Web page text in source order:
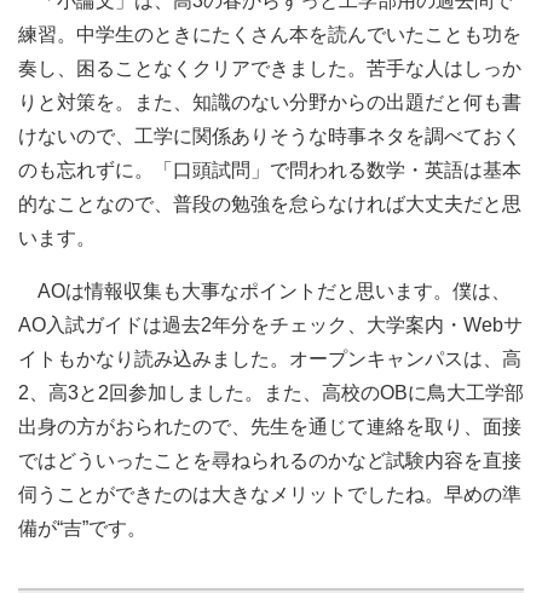
練習。中学生のときにたくさん本を読んでいたことも功を
奏し、困ることなくクリアできました。苦手な人はしっか
りと対策を。また、知識のない分野からの出題だと何も書
けないので、工学に関係ありそうな時事ネタを調べておく
のも忘れずに。「口頭試問」で問われる数学・英語は基本
的なことなので、普段の勉強を怠らなければ大丈夫だと思
います。
AOは情報収集も大事なポイントだと思います。僕は、
AO入試ガイドは過去2年分をチェック、大学案内・Webサ
イトもかなり読み込みました。オープンキャンパスは、高
2、高3と2回参加しました。また、高校のOBに鳥大工学部
出身の方がおられたので、先生を通じて連絡を取り、面接
ではどういったことを尋ねられるのかなど試験内容を直接
伺うことができたのは大きなメリットでしたね。早めの準
備が“吉”です。